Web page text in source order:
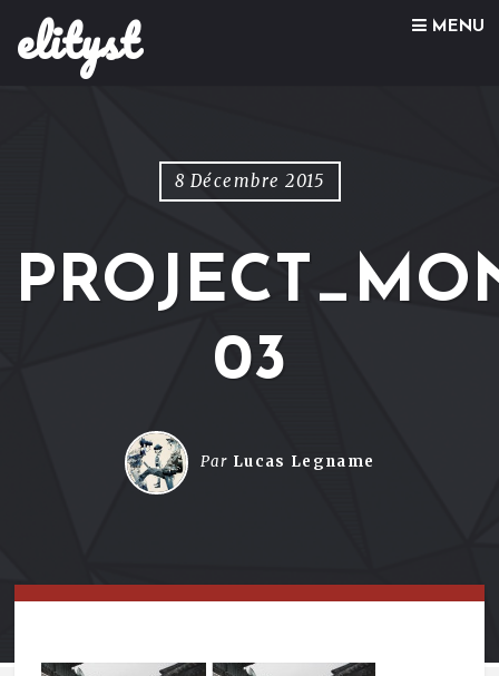
elityst MENU
Skip to content
8 Décembre 2015
03
Par Lucas Legname